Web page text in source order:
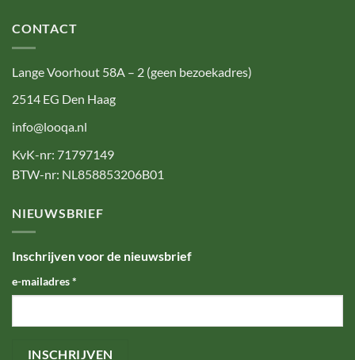
CONTACT
Lange Voorhout 58A – 2 (geen bezoekadres)
2514 EG Den Haag
info@looqa.nl
KvK-nr: 71797149
BTW-nr: NL858853206B01
NIEUWSBRIEF
Inschrijven voor de nieuwsbrief
e-mailadres*